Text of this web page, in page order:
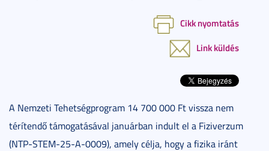
Cikk nyomtatás
Link küldés
A Nemzeti Tehetségprogram 14 700 000 Ft vissza nem
térítendő támogatásával januárban indult el a Fiziverzum
(NTP-STEM-25-A-0009), amely célja, hogy a fizika iránt